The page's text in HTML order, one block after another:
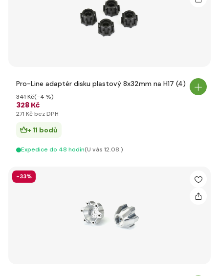
Pro-Line adaptér disku plastový 8x32mm na H17 (4)
328 Kč
341 Kč(-4 %)
271 Kč bez DPH
+ 11 bodů
Expedice do 48 hodín(U vás 12.08.)
-33%